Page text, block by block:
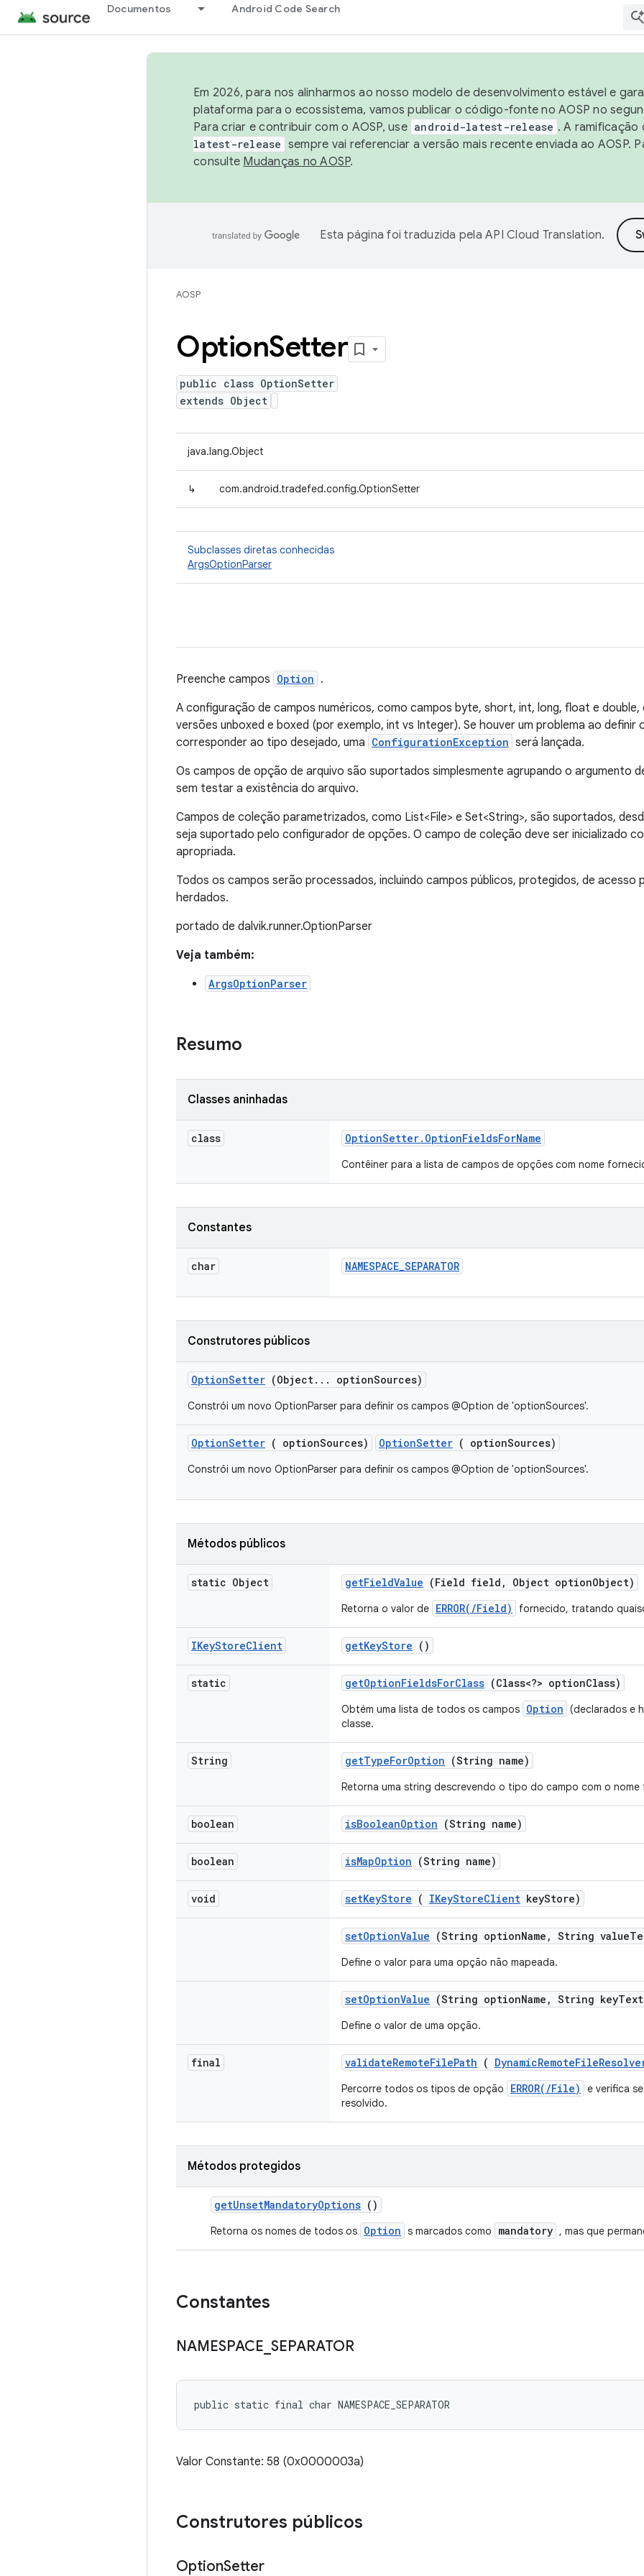
Documentos Android Code Search
Em 2026, para nos alinharmos ao nosso modelo de desenvolvimento estável e
plataforma para o ecossistema, vamos publicar o código-fonte no AOSP no
Para criar e contribuir com o AOSP, use android-latest-release . A
latest-release sempre vai referenciar a versão mais recente enviada ao AOSP.
consulte Mudanças no AOSP.
Esta página foi traduzida pela API Cloud Translation.
AOSP
OptionSetter
public class OptionSetter
extends Object
java.lang.Object
↳ com.android.tradefed.config.OptionSetter
Subclasses diretas conhecidas
ArgsOptionParser
Preenche campos Option .
A configuração de campos numéricos, como campos byte, short, int, long, float e double,
versões unboxed e boxed (por exemplo, int vs Integer). Se houver um problema ao definir
corresponder ao tipo desejado, uma ConfigurationException será lançada.
Os campos de opção de arquivo são suportados simplesmente agrupando o argumento
sem testar a existência do arquivo.
Campos de coleção parametrizados, como List<File> e Set<String>, são suportados,
seja suportado pelo configurador de opções. O campo de coleção deve ser inicializado
apropriada.
Todos os campos serão processados, incluindo campos públicos, protegidos, de acesso
herdados.
portado de dalvik.runner.OptionParser
Veja também:
ArgsOptionParser
Resumo
Classes aninhadas
class OptionSetter. OptionFieldsForName
Contêiner para a lista de campos de opções com nome
Constantes
char NAMESPACE_SEPARATOR
Construtores públicos
OptionSetter (Object. . . optionSources)
Constrói um novo OptionParser para definir os campos @Option de 'optionSources'.
OptionSetter ( optionSources) OptionSetter ( optionSources)
Constrói um novo OptionParser para definir os campos @Option de 'optionSources'.
Métodos públicos
static Object getFieldValue (Field field , Object optionObject)
Retorna o valor de ERROR(/Field) fornecido, tratando
IKeyStoreClient getKeyStore ()
static getOptionFieldsForClass (Class<?> optionClass)
Obtém uma lista de todos os campos Option (declarados e
classe.
String getTypeForOption (String name)
Retorna uma string descrevendo o tipo do campo com o
boolean isBooleanOption (String name)
boolean isMapOption (String name)
void setKeyStore ( IKeyStoreClient keyStore)
setOptionValue (String optionName , String value
Define o valor para uma opção não mapeada.
setOptionValue (String optionName , String keyText
Define o valor de uma opção.
final validateRemoteFilePath ( DynamicRemoteFile
Percorre todos os tipos de opção ERROR(/File)
e verifica
resolvido.
Métodos protegidos
getUnsetMandatoryOptions ()
Retorna os nomes de todos os Option s marcados como mandatory , mas que
Constantes
NAMESPACE SEPARATOR
public static final char NAMESPACE_SEPARATOR
Valor Constante: 58 (0x0000003a)
Construtores públicos
OptionSetter